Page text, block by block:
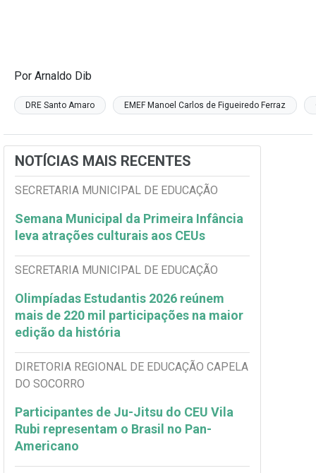
Por Arnaldo Dib
DRE Santo Amaro EMEF Manoel Carlos de Figueiredo Ferraz
NOTÍCIAS MAIS RECENTES
SECRETARIA MUNICIPAL DE EDUCAÇÃO
Semana Municipal da Primeira Infância
leva atrações culturais aos CEUs
SECRETARIA MUNICIPAL DE EDUCAÇÃO
Olimpíadas Estudantis 2026 reúnem
mais de 220 mil participações na maior
edição da história
DIRETORIA REGIONAL DE EDUCAÇÃO CAPELA
DO SOCORRO
Participantes de Ju-Jitsu do CEU Vila
Rubi representam o Brasil no Pan-
Americano